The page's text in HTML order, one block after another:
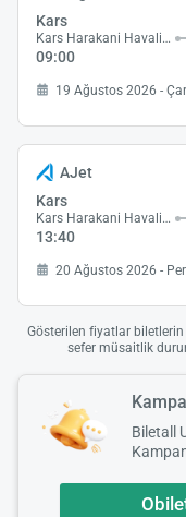
Kars
Kars Harakani Havalimanı
09:00
19 Ağustos 2026 -
AJet
Kars
Kars Harakani Havalimanı
13:40
20 Ağustos 2026 -
Gösterilen fiyatlar biletlerin
sefer müsaitlik
Biletall